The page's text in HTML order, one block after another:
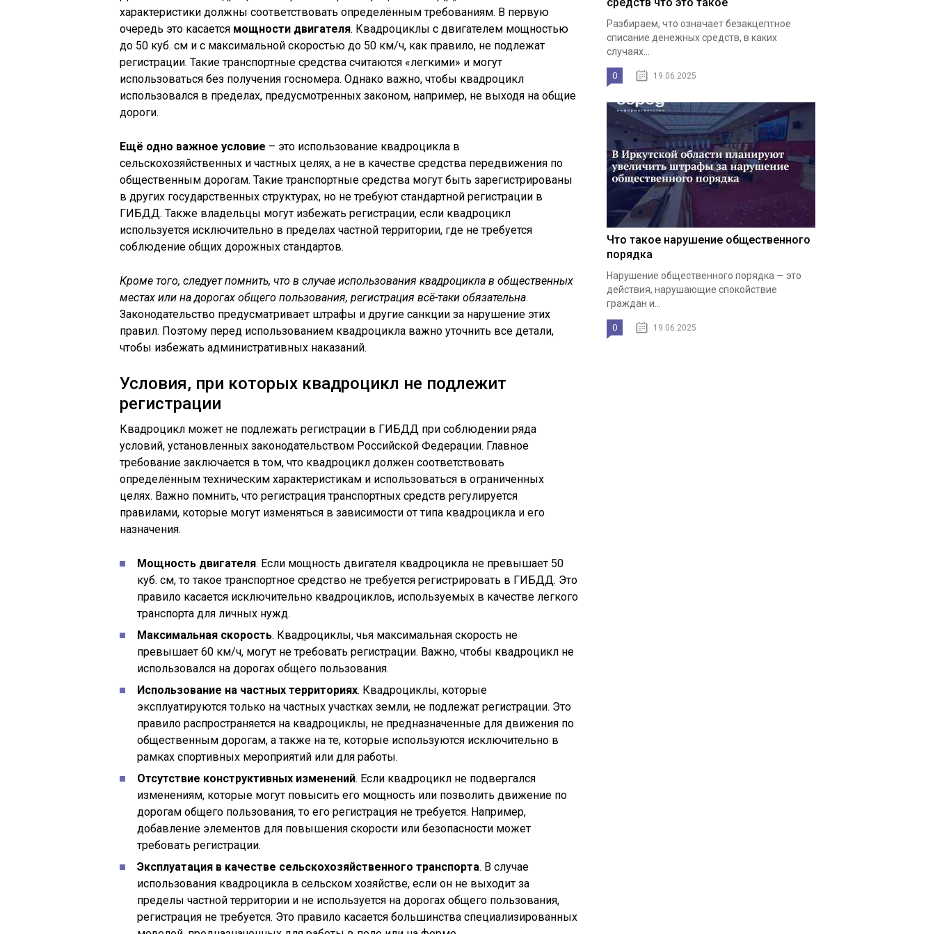
характеристики должны соответствовать определённым требованиям. В первую
очередь это касается мощности двигателя. Квадроциклы с двигателем мощностью
до 50 куб. см и с максимальной скоростью до 50 км/ч, как правило, не подлежат
регистрации. Такие транспортные средства считаются «легкими» и могут
использоваться без получения госномера. Однако важно, чтобы квадроцикл
использовался в пределах, предусмотренных законом, например, не выходя на общие
дороги.
Ещё одно важное условие – это использование квадроцикла в
сельскохозяйственных и частных целях, а не в качестве средства передвижения по
общественным дорогам. Такие транспортные средства могут быть зарегистрированы
в других государственных структурах, но не требуют стандартной регистрации в
ГИБДД. Также владельцы могут избежать регистрации, если квадроцикл
используется исключительно в пределах частной территории, где не требуется
соблюдение общих дорожных стандартов.
Кроме того, следует помнить, что в случае использования квадроцикла в общественных
местах или на дорогах общего пользования, регистрация всё-таки обязательна.
Законодательство предусматривает штрафы и другие санкции за нарушение этих
правил. Поэтому перед использованием квадроцикла важно уточнить все детали,
чтобы избежать административных наказаний.
Условия, при которых квадроцикл не подлежит
регистрации
Квадроцикл может не подлежать регистрации в ГИБДД при соблюдении ряда
условий, установленных законодательством Российской Федерации. Главное
требование заключается в том, что квадроцикл должен соответствовать
определённым техническим характеристикам и использоваться в ограниченных
целях. Важно помнить, что регистрация транспортных средств регулируется
правилами, которые могут изменяться в зависимости от типа квадроцикла и его
назначения.
Мощность двигателя. Если мощность двигателя квадроцикла не превышает 50
куб. см, то такое транспортное средство не требуется регистрировать в ГИБДД. Это
правило касается исключительно квадроциклов, используемых в качестве легкого
транспорта для личных нужд.
Максимальная скорость. Квадроциклы, чья максимальная скорость не
превышает 60 км/ч, могут не требовать регистрации. Важно, чтобы квадроцикл не
использовался на дорогах общего пользования.
Использование на частных территориях. Квадроциклы, которые
эксплуатируются только на частных участках земли, не подлежат регистрации. Это
правило распространяется на квадроциклы, не предназначенные для движения по
общественным дорогам, а также на те, которые используются исключительно в
рамках спортивных мероприятий или для работы.
Отсутствие конструктивных изменений. Если квадроцикл не подвергался
изменениям, которые могут повысить его мощность или позволить движение по
дорогам общего пользования, то его регистрация не требуется. Например,
добавление элементов для повышения скорости или безопасности может
требовать регистрации.
Эксплуатация в качестве сельскохозяйственного транспорта. В случае
использования квадроцикла в сельском хозяйстве, если он не выходит за
пределы частной территории и не используется на дорогах общего пользования,
регистрация не требуется. Это правило касается большинства специализированных
Разбираем, что означает безакцептное
списание денежных средств, в каких
случаях...
0 19.06.2025
Что такое нарушение общественного
порядка
Нарушение общественного порядка — это
действия, нарушающие спокойствие
граждан и...
0 19.06.2025